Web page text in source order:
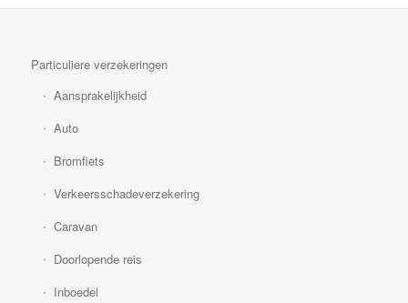
Particuliere verzekeringen
Aansprakelijkheid
Auto
Bromfiets
Verkeersschadeverzekering
Caravan
Doorlopende reis
Inboedel